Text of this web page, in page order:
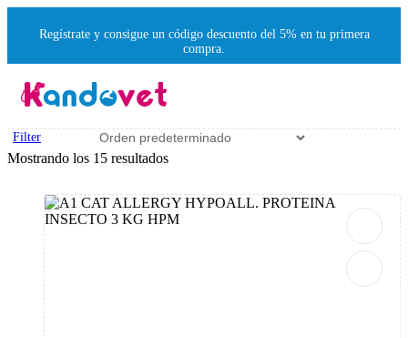
Regístrate y consigue un código descuento del 5% en tu primera
compra.
Filter
Mostrando los 15 resultados